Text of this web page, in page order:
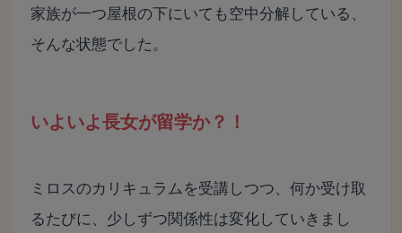
家族が一つ屋根の下にいても空中分解している、
そんな状態でした。
いよいよ長女が留学か？！
ミロスのカリキュラムを受講しつつ、何か受け取
るたびに、少しずつ関係性は変化していきまし